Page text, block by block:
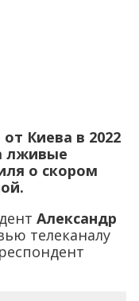
Киева в 2022
лживые
о скором
Александр
телеканалу